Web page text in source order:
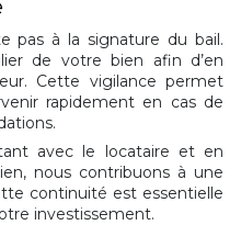
pas à la signature du bail.
de votre bien afin d’en
Cette vigilance permet
rapidement en cas de
avec le locataire et en
nous contribuons à une
continuité est essentielle
investissement.